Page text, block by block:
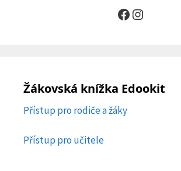
Facebook
Instagram
Žákovská knížka Edookit
Přístup pro rodiče a žáky
Přístup pro učitele